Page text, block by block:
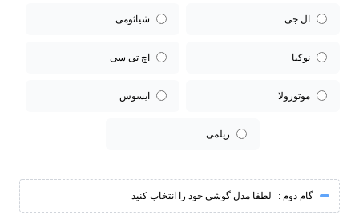
ال جی شیائومی
نوکیا اچ تی سی
موتورولا ایسوس
ریلمی
گام دوم : لطفا مدل گوشی خود را انتخاب کنید